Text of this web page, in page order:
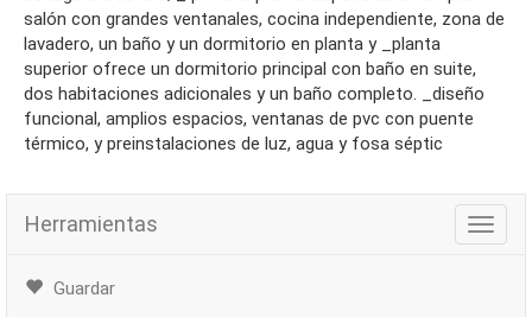
salón con grandes ventanales, cocina independiente, zona de
lavadero, un baño y un dormitorio en planta y _planta
superior ofrece un dormitorio principal con baño en suite,
dos habitaciones adicionales y un baño completo. _diseño
funcional, amplios espacios, ventanas de pvc con puente
térmico, y preinstalaciones de luz, agua y fosa séptic
Herramientas
Guardar